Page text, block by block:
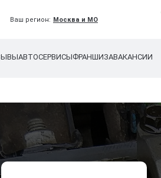
Ваш регион: Москва и МО
АВТОСЕРВИСЫФРАНШИЗАВАКАНСИИ